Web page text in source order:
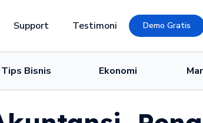
Support Testimoni Demo Gratis
Tips Bisnis Ekonomi